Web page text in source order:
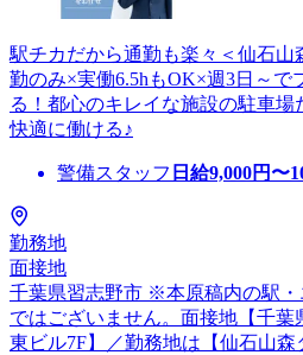
駅チカだから通勤も楽々＜仙石山
勤のみ×実働6.5hもOK×週3日～で
る！都心のキレイな施設の駐車場
快適に働ける♪
警備スタッフ 日給9,000円〜
勤務地
面接地
千葉県習志野市 ※本原稿内の駅
ではございません。面接地【千葉
東ビル7F】／勤務地は【仙石山